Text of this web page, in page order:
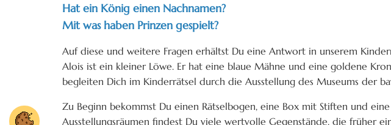
Hat ein König einen Nachnamen?
Mit was haben Prinzen gespielt?
Auf diese und weitere Fragen erhältst Du eine Antwort in unserem
Alois ist ein kleiner Löwe. Er hat eine blaue Mähne und eine goldene
begleiten Dich im Kinderrätsel durch die Ausstellung des Museums der
Zu Beginn bekommst Du einen Rätselbogen, eine Box mit Stiften und
Ausstellungsräumen findest Du viele wertvolle Gegenstände, die früher